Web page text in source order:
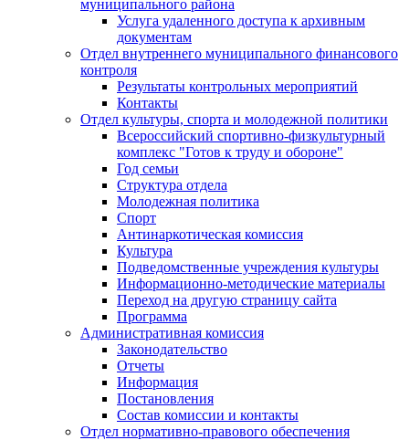
муниципального района
Услуга удаленного доступа к архивным
документам
Отдел внутреннего муниципального финансового
контроля
Результаты контрольных мероприятий
Контакты
Отдел культуры, спорта и молодежной политики
Всероссийский спортивно-физкультурный
комплекс "Готов к труду и обороне"
Год семьи
Структура отдела
Молодежная политика
Спорт
Антинаркотическая комиссия
Культура
Подведомственные учреждения культуры
Информационно-методические материалы
Переход на другую страницу сайта
Программа
Административная комиссия
Законодательство
Отчеты
Информация
Постановления
Состав комиссии и контакты
Отдел нормативно-правового обеспечения